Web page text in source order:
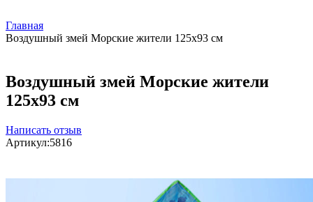
Главная
Воздушный змей Морские жители 125х93 см
Воздушный змей Морские жители
125х93 см
Написать отзыв
Артикул:5816